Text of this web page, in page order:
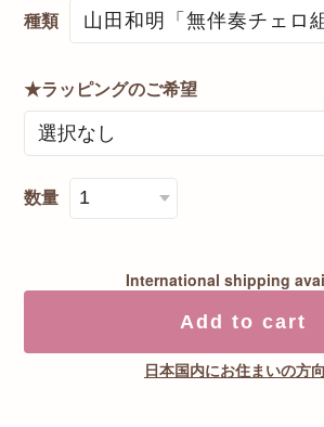
種類
★ラッピングのご希望
数量
International shipping
Add to cart
日本国内にお住まいの方